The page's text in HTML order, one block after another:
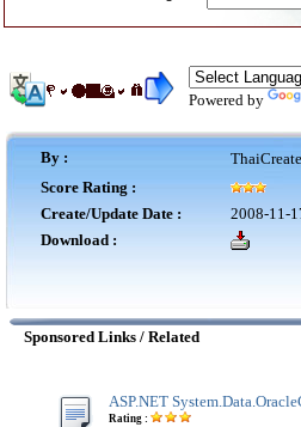
Powered by
By :
Score Rating :
Create/Update Date :
2008-11-
Download :
Sponsored Links / Related
ASP.NET
Rating :